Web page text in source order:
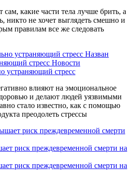
какие части тела лучше брить, а
никто не хочет выглядеть смешно и
правилам все же следовать
Назван
стресс Новости
устраняющий стресс
влияют на эмоциональное
и делают людей уязвимыми
стало известно, как с помощью
преодолеть стрессы
риск преждевременной смерти на
риск преждевременной смерти на